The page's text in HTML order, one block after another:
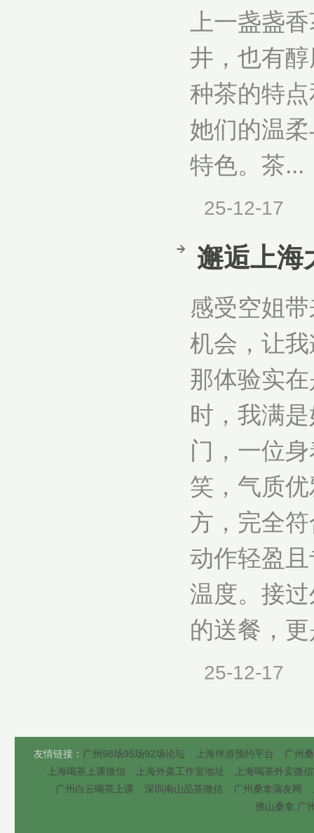
上一盏盏
井，也有
种茶的特
她们的温
特色。茶...
25-12-17
邂逅上海
感受空姐
机会，让
那体验实
时，我满
门，一位
笑，气质
方，完全
动作轻盈
温度。接
的送餐，
25-12-17
友情链接： 广州98场95场92场论坛 上海伴游预约平台
广州
上海喝茶上课微信
上海外菜工作室地址
上海喝茶外卖微
广州白云喝茶上课
深圳南山品茶微信 广州桑拿蒲友网
佛山桑拿,广